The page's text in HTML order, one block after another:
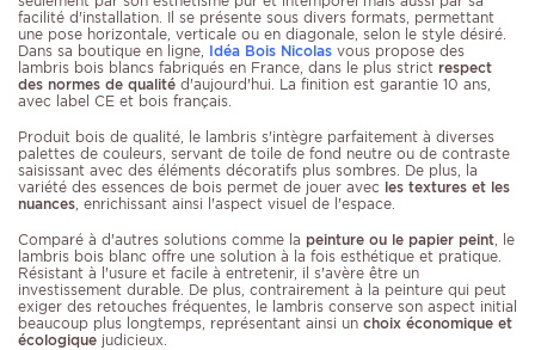
facilité d'installation. Il se présente sous divers formats, permettant
une pose horizontale, verticale ou en diagonale, selon le style désiré.
Dans sa boutique en ligne, Idéa Bois Nicolas vous propose des
lambris bois blancs fabriqués en France, dans le plus strict respect
des normes de qualité d'aujourd'hui. La finition est garantie 10 ans,
avec label CE et bois français.
Produit bois de qualité, le lambris s'intègre parfaitement à diverses
palettes de couleurs, servant de toile de fond neutre ou de contraste
saisissant avec des éléments décoratifs plus sombres. De plus, la
variété des essences de bois permet de jouer avec les textures et les
nuances , enrichissant ainsi l'aspect visuel de l'espace.
Comparé à d'autres solutions comme la peinture ou le papier peint , le
lambris bois blanc offre une solution à la fois esthétique et pratique.
Résistant à l'usure et facile à entretenir, il s'avère être un
investissement durable. De plus, contrairement à la peinture qui peut
exiger des retouches fréquentes, le lambris conserve son aspect initial
beaucoup plus longtemps, représentant ainsi un choix économique et
écologique judicieux.